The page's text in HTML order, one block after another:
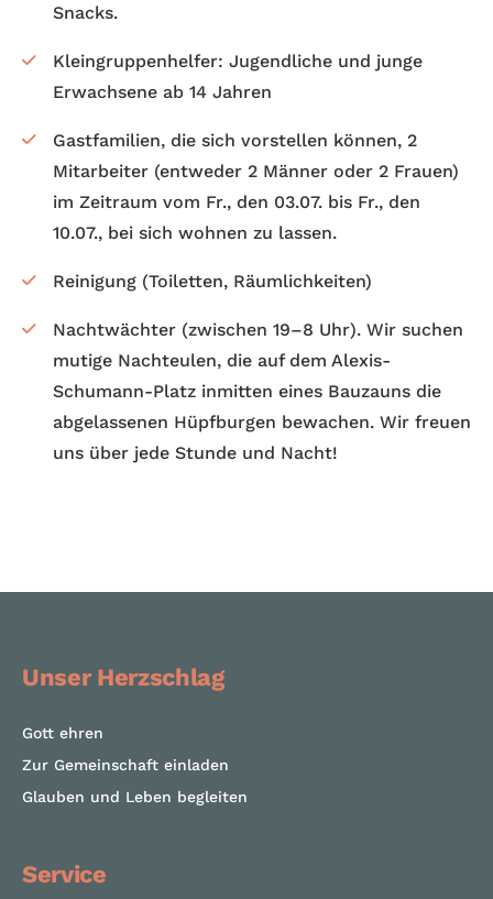
Snacks.
Klein­gruppen­helfer: Jugendliche und junge
Erwachsene ab 14 Jahren
Gastfamilien, die sich vorstellen können, 2
Mitarbeiter (entweder 2 Männer oder 2 Frauen)
im Zeitraum vom Fr., den 03.07. bis Fr., den
10.07., bei sich wohnen zu lassen.
Reinigung (Toiletten, Räumlichkeiten)
Nachtwächter (zwischen 19–8 Uhr). Wir suchen
mutige Nacht­eulen, die auf dem Alexis-
Schumann-Platz inmitten eines Bau­zauns die
abgelassenen Hüpf­burgen bewachen. Wir freuen
uns über jede Stunde und Nacht!
Unser Herzschlag
Gott ehren
Zur Gemeinschaft einladen
Glauben und Leben begleiten
Service